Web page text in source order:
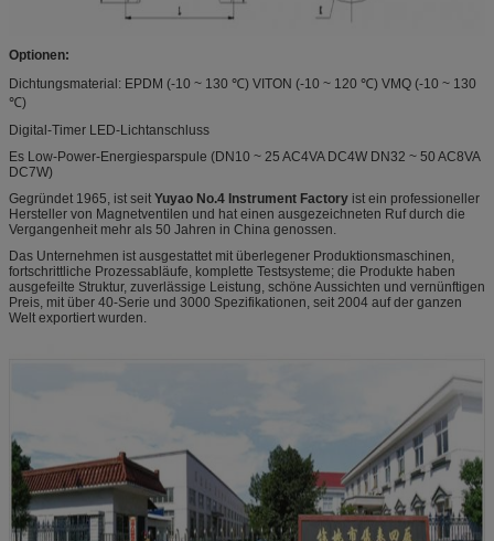
Optionen:
Dichtungsmaterial: EPDM (-10 ~ 130 ℃) VITON (-10 ~ 120 ℃) ​​VMQ (-10 ~ 130
℃)
Digital-Timer LED-Lichtanschluss
Es Low-Power-Energiesparspule (DN10 ~ 25 AC4VA DC4W DN32 ~ 50 AC8VA
DC7W)
Gegründet 1965, ist seit Yuyao No.4 Instrument Factory ist ein professioneller
Hersteller von Magnetventilen und hat einen ausgezeichneten Ruf durch die
Vergangenheit mehr als 50 Jahren in China genossen.
Das Unternehmen ist ausgestattet mit überlegener Produktionsmaschinen,
fortschrittliche Prozessabläufe, komplette Testsysteme; die Produkte haben
ausgefeilte Struktur, zuverlässige Leistung, schöne Aussichten und vernünftigen
Preis, mit über 40-Serie und 3000 Spezifikationen, seit 2004 auf der ganzen
Welt exportiert wurden.